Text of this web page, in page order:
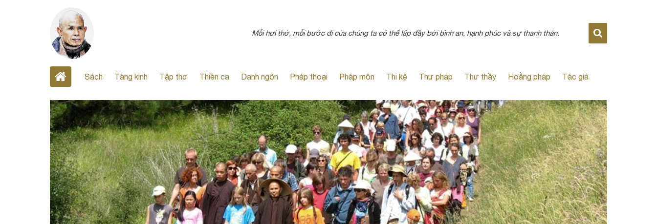
Mỗi hơi thở, mỗi bước đi của chúng ta có thể lấp đầy bởi bình an, hạnh phúc và sự thanh thản.
Sách Tàng kinh Tập thơ Thiền ca Danh ngôn Pháp thoại Pháp môn Thi kệ Thư pháp Thư thầy Hoằng pháp Tác giả